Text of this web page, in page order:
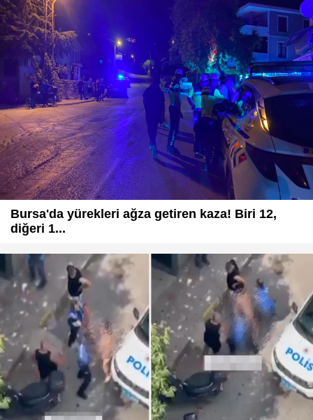
Bursa'da yürekleri ağza getiren kaza! Biri 12,
diğeri 1...